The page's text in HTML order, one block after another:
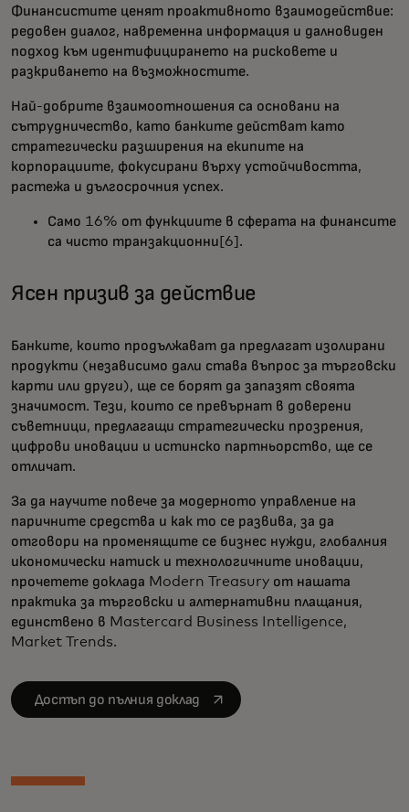
Финансистите ценят проактивното взаимодействие:
редовен диалог, навременна информация и далновиден
подход към идентифицирането на рисковете и
разкриването на възможностите.
Най-добрите взаимоотношения са основани на
сътрудничество, като банките действат като
стратегически разширения на екипите на
корпорациите, фокусирани върху устойчивостта,
растежа и дългосрочния успех.
Само 16% от функциите в сферата на финансите
са чисто транзакционни[6].
Ясен призив за действие
Банките, които продължават да предлагат изолирани
продукти (независимо дали става въпрос за търговски
карти или други), ще се борят да запазят своята
значимост. Тези, които се превърнат в доверени
съветници, предлагащи стратегически прозрения,
цифрови иновации и истинско партньорство, ще се
отличат.
За да научите повече за модерното управление на
паричните средства и как то се развива, за да
отговори на променящите се бизнес нужди, глобалния
икономически натиск и технологичните иновации,
прочетете доклада Modern Treasury от нашата
практика за търговски и алтернативни плащания,
единствено в Mastercard Business Intelligence,
Market Trends.
Достъп до пълния доклад
opens in a new tab